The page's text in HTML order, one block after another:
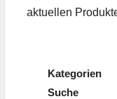
aktuellen
Kategorien
Suche